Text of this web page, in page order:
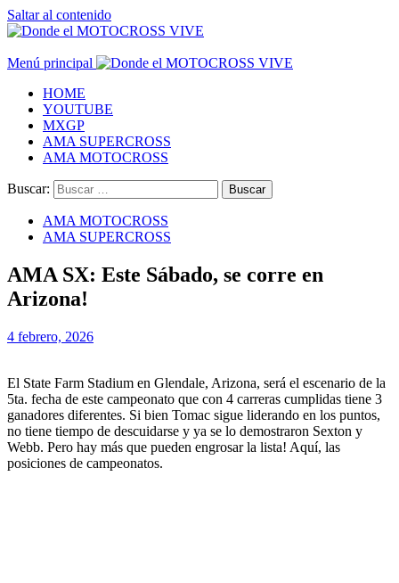
Saltar al contenido
Menú principal
HOME
YOUTUBE
MXGP
AMA SUPERCROSS
AMA MOTOCROSS
Buscar:
AMA MOTOCROSS
AMA SUPERCROSS
AMA SX: Este Sábado, se corre en
Arizona!
4 febrero, 2026
El State Farm Stadium en Glendale, Arizona, será el escenario de la
5ta. fecha de este campeonato que con 4 carreras cumplidas tiene 3
ganadores diferentes. Si bien Tomac sigue liderando en los puntos,
no tiene tiempo de descuidarse y ya se lo demostraron Sexton y
Webb. Pero hay más que pueden engrosar la lista! Aquí, las
posiciones de campeonatos.